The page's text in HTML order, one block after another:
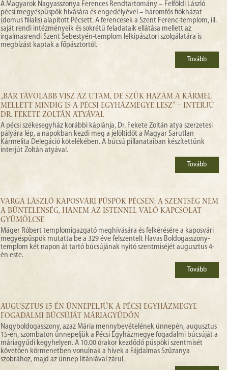
A Magyarok Nagyasszonya Ferences Rendtartomány – Felföldi László
pécsi megyéspüspök hívására és engedélyével – háromfős fiókházat
(domus filialis) alapított Pécsett. A ferencesek a Szent Ferenc-templom, ill.
saját rendi intézményeik és sokrétű feladataik ellátása mellett az
irgalmasrendi Szent Sebestyén-templom lelkipásztori szolgálatára is
megbízást kaptak a főpásztortól.
Tovább
„BÁR TÁVOLABB VISZ AZ UTAM, DE SZŰK HAZÁM A KÁRMEL
MELLETT MINDIG IS A PÉCSI EGYHÁZMEGYE LESZ” – INTERJÚ
DR. FEKETE ZOLTÁN ATYÁVAL
A pécsi székesegyház korábbi káplánja, Dr. Fekete Zoltán atya szerzetesi
pályára lép, a napokban kezdi meg a jelöltidőt a Magyar Sarutlan
Kármelita Delegáció kötelékében. A búcsú pillanataiban készítettünk
interjút Zoltán atyával.
Tovább
VARGA LÁSZLÓ KAPOSVÁRI PÜSPÖK PÉCSEN: A SZENTSÉG NEM
A BŰNTELENSÉG, HANEM AZ ISTENNEL VALÓ KAPCSOLAT
GYÜMÖLCSE
Máger Róbert templomigazgató meghívására és felkérésére a kaposvári
megyéspüspök mutatta be a 329 éve felszentelt Havas Boldogasszony-
templom két napon át tartó búcsújának nyitó szentmiséjét augusztus 4-
én este.
Tovább
AUGUSZTUS 15-ÉN ÜNNEPELJÜK A PÉCSI EGYHÁZMEGYE
FOGADALMI BÚCSÚJÁT MÁRIAGYŰDÖN
Nagyboldogasszony, azaz Mária mennybevételének ünnepén, augusztus
15-én, szombaton ünnepeljük a Pécsi Egyházmegye fogadalmi búcsúját a
máriagyűdi kegyhelyen. A 10.00 órakor kezdődő püspöki szentmisét
követően körmenetben vonulnak a hívek a Fájdalmas Szűzanya
szobrához, majd az ünnep litániával zárul.